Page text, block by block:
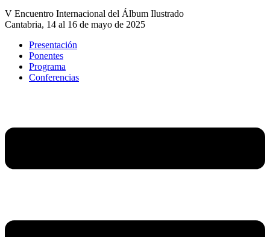
V Encuentro Internacional del Álbum Ilustrado
Cantabria, 14 al 16 de mayo de 2025
Presentación
Ponentes
Programa
Conferencias